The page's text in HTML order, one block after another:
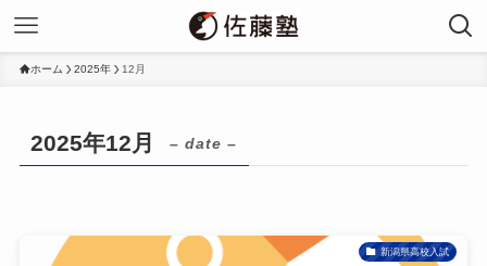
ホーム 2025年 12月
2025年12月 – date –
新潟県高校入試